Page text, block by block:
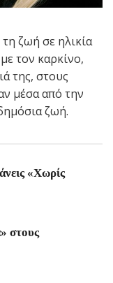
ζωή σε ηλικία
τον καρκίνο,
της, στους
μέσα από την
ζωή.
«Χωρίς
στους